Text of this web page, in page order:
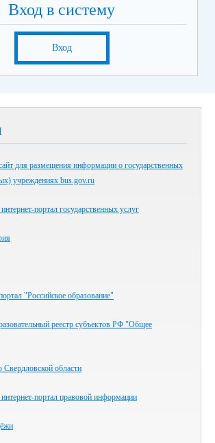
Вход в систему
Вход
для размещения информации о государственных
учреждениях bus.gov.ru
портал государственных услуг
"Российское образование"
реестр субъектов РФ "Общее
Свердловской области
портал правовой информации